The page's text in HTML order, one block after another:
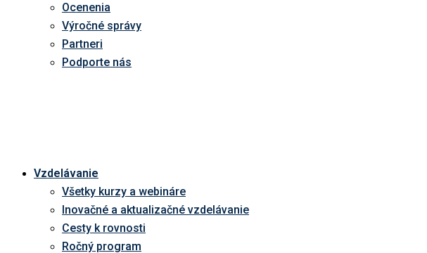
Ocenenia
Výročné správy
Partneri
Podporte nás
Vzdelávanie
Všetky kurzy a webináre
Inovačné a aktualizačné vzdelávanie
Cesty k rovnosti
Ročný program